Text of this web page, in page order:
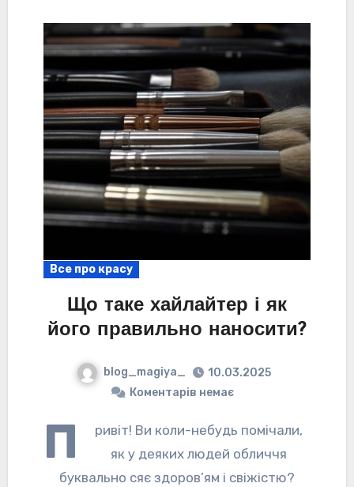
Все про красу
Що таке хайлайтер і як
його правильно наносити?
blog_magiya_
10.03.2025
Коментарів немає
П
ривіт! Ви коли-небудь помічали,
як у деяких людей обличчя
буквально сяє здоров’ям і свіжістю?